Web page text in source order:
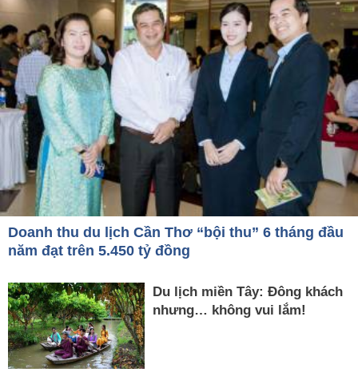
Doanh thu du lịch Cần Thơ “bội thu” 6 tháng đầu
năm đạt trên 5.450 tỷ đồng
Du lịch miền Tây: Đông khách
nhưng… không vui lắm!